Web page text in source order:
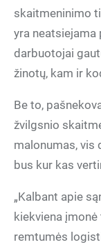
skaitmeninimo
yra neatsiejama
darbuotojai
žinotų, kam ir
Be to,
žvilgsnio
malonumas, vis
bus kur kas
„Kalbant apie
kiekviena
remtumės